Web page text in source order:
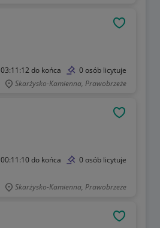
03:11:12 do końca 0 osób licytuje
Skarżysko-Kamienna, Prawobrzeże
00:11:10do końca 0 osób licytuje
Skarżysko-Kamienna, Prawobrzeże